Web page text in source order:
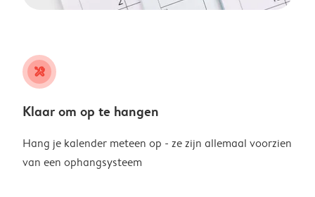
tools
Klaar om op te hangen
Hang je kalender meteen op - ze zijn allemaal voorzien
van een ophangsysteem